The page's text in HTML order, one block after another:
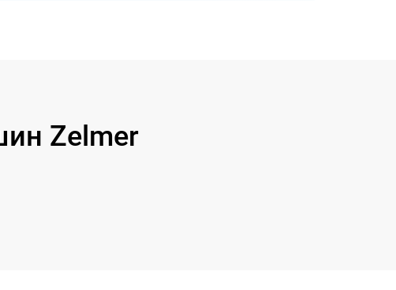
Zelmer